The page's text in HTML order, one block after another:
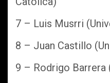
7 – Luis Musrri
8 – Juan Castillo
9 – Rodrigo Barrera